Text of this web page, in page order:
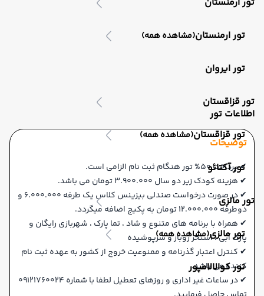
تور ارمنستان(مشاهده همه)
تور ایروان
تور قزاقستان
تور قزاقستان(مشاهده همه)
تور آکتائو
تور مالزی
تور مالزی(مشاهده همه)
تور کوالالامپور
اطلاعات تور
توضیحات
✔ پرداخت 50% تور هنگام ثبت نام الزامی است.
✔ هزینه کودک زیر دو سال 3.900.000 تومان می باشد.
✔ در صورت درخواست صندلی بیزینس کلاس یک طرفه 6.000.000 و
دوطرفه 12.000.000 تومان به پکیج اضافه میگردد.
✔ همراه با برنامه های متنوع و شاد ، تما پارک ، شهربازی رایگان و
پارک آبی ، استخر روباز و سرپوشیده
✔ کنترل اعتبار گذرنامه و ممنوعیت خروج از کشور به عهده ثبت نام
کننده می باشد.
✔ در ساعات غیر اداری و روزهای تعطیل لطفا با شماره 09121760024